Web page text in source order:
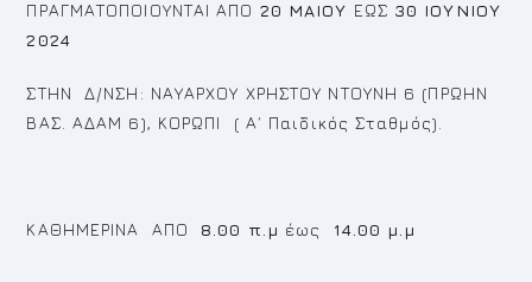
ΠΡΑΓΜΑΤΟΠΟΙΟΥΝΤΑΙ ΑΠΟ 20 ΜΑΙΟΥ ΕΩΣ 30 ΙΟΥΝΙΟΥ
2024
ΣΤΗΝ Δ/ΝΣΗ: ΝΑΥΑΡΧΟΥ ΧΡΗΣΤΟΥ ΝΤΟΥΝΗ 6 (ΠΡΩΗΝ
ΒΑΣ. ΑΔΑΜ 6), ΚΟΡΩΠΙ ( Α΄ Παιδικός Σταθμός).
ΚΑΘΗΜΕΡΙΝΑ ΑΠΟ 8.00 π.μ έως 14.00 μ.μ